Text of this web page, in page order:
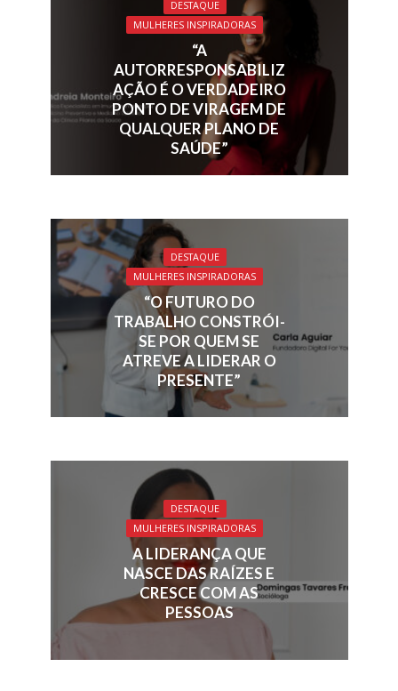
dI
n
d
s
A
p
p
DESTAQUE
MULHERES INSPIRADORAS
“A
AUTORRESPONSABILIZ
AÇÃO É O VERDADEIRO
PONTO DE VIRAGEM DE
QUALQUER PLANO DE
SAÚDE”
DESTAQUE
MULHERES INSPIRADORAS
“O FUTURO DO
TRABALHO CONSTRÓI-
SE POR QUEM SE
ATREVE A LIDERAR O
PRESENTE”
DESTAQUE
MULHERES INSPIRADORAS
A LIDERANÇA QUE
NASCE DAS RAÍZES E
CRESCE COM AS
PESSOAS